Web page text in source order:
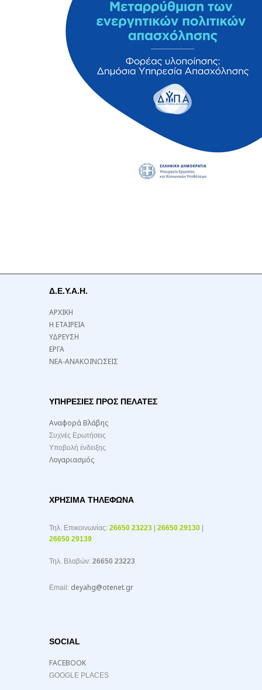
Δ.Ε.Υ.Α.Η.
ΑΡΧΙΚΗ
Η ΕΤΑΙΡΕΙΑ
ΥΔΡΕΥΣΗ
ΕΡΓΑ
ΝΕΑ-ΑΝΑΚΟΙΝΩΣΕΙΣ
ΥΠΗΡΕΣΙΕΣ ΠΡΟΣ ΠΕΛΑΤΕΣ
Αναφορά Βλάβης
Συχνές Ερωτήσεις
Υποβολή ένδειξης
Λογαριασμός
ΧΡΉΣΙΜΑ ΤΗΛΈΦΩΝΑ
Τηλ. Επικοινωνίας: 26650 23223 26650 29130
26650 29139
Τηλ. Βλαβών: 26650 23223
Email: deyahg@otenet.gr
SOCIAL
FACEBOOK
GOOGLE PLACES